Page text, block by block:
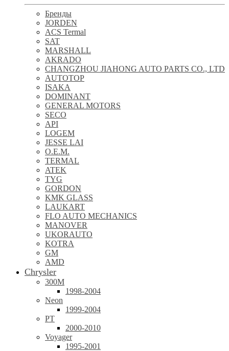
Бренды
JORDEN
ACS Termal
SAT
MARSHALL
AKRADO
CHANGZHOU JIAHONG AUTO PARTS CO., LTD
AUTOTOP
ISAKA
DOMINANT
GENERAL MOTORS
SECO
API
LOGEM
JESSE LAI
O.E.M.
TERMAL
ATEK
TYG
GORDON
KMK GLASS
LAUKART
FLO AUTO MECHANICS
MANOVER
UKORAUTO
KOTRA
GM
AMD
Chrysler
300M
1998-2004
Neon
1999-2004
PT
2000-2010
Voyager
1995-2001